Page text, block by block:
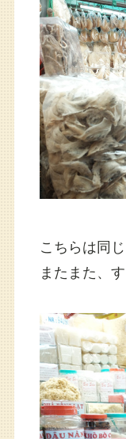
こちらは同
またまた、